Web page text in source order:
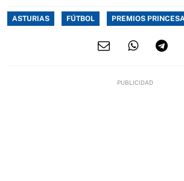
ASTURIAS FÚTBOL PREMIOS PRINCESA